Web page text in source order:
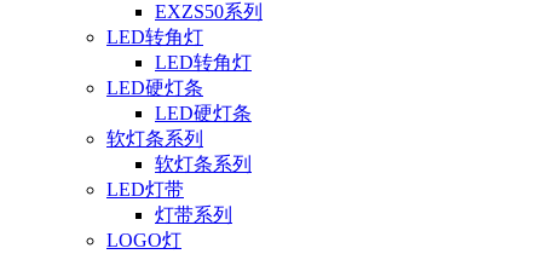
EXZS50系列
LED转角灯
LED转角灯
LED硬灯条
LED硬灯条
软灯条系列
软灯条系列
LED灯带
灯带系列
LOGO灯